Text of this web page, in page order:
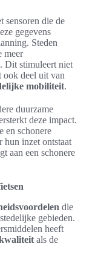
sensoren die de
gegevens
Steden
meer
Dit stimuleert niet
ook deel uit van
mobiliteit.
duurzame
deze impact.
en schonere
hun inzet ontstaat
aan een schonere
die
gebieden.
heeft
als de